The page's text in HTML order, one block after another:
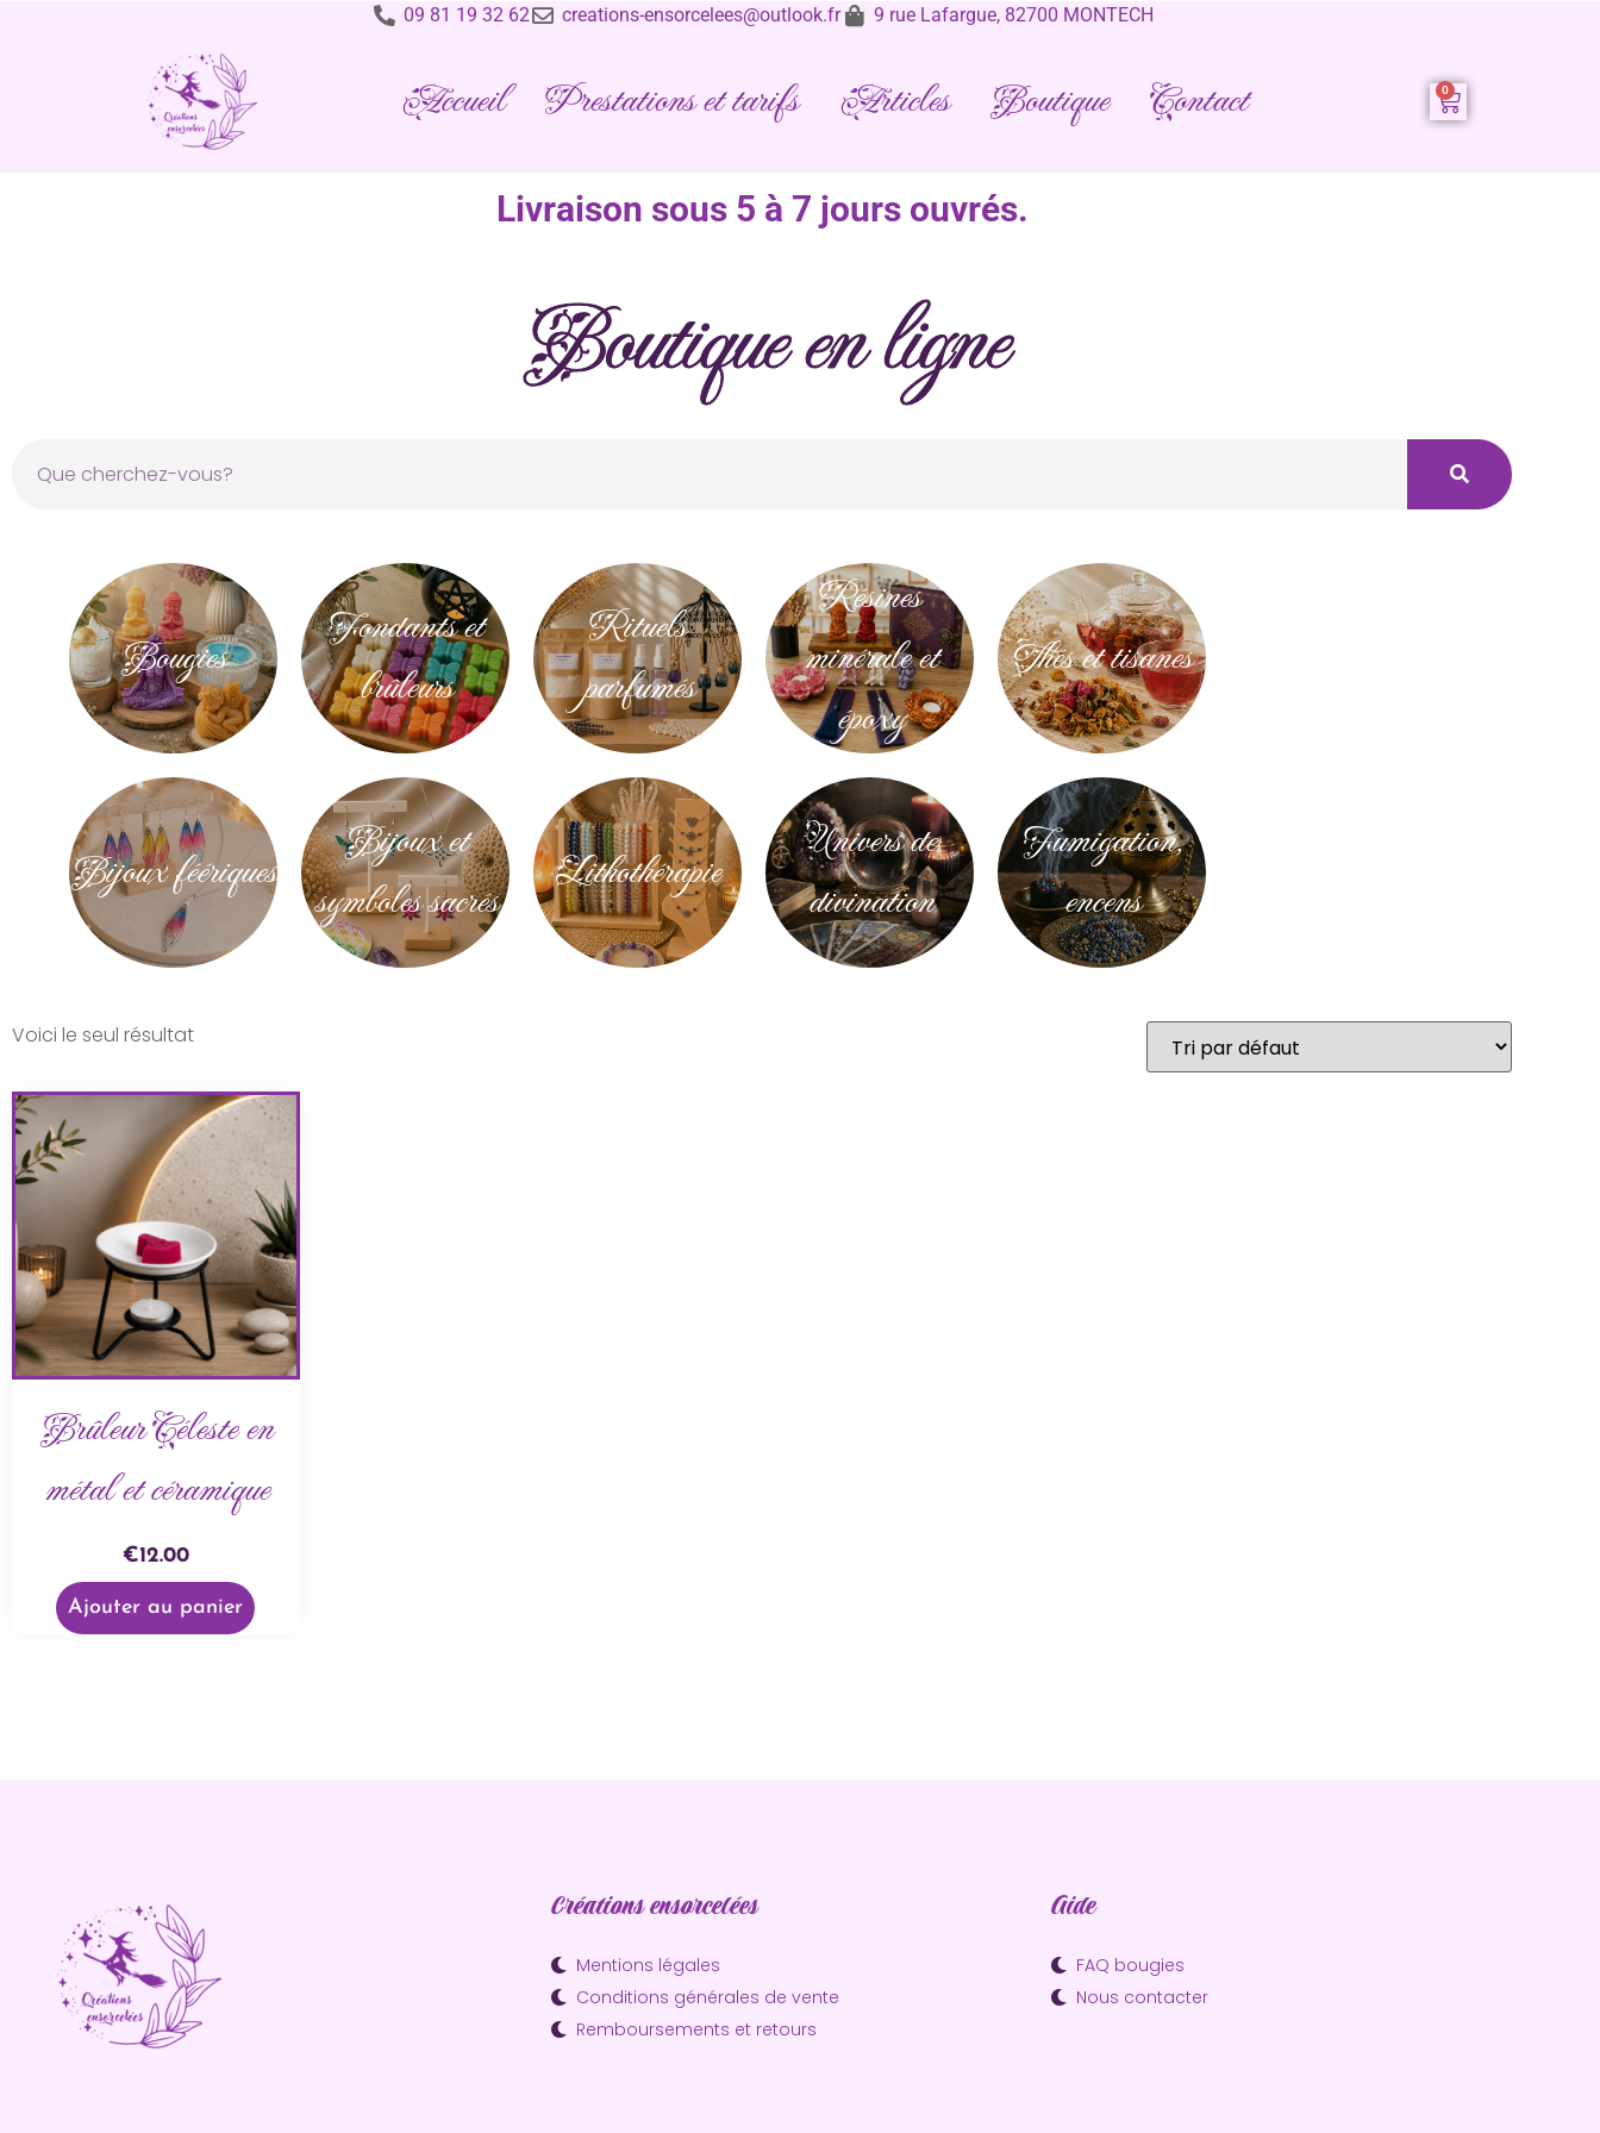
09 81 19 32 62 creations-ensorcelees@outlook.fr 9 rue Lafargue, 82700 MONTECH
Accueil Prestations et tarifs Articles Boutique Contact
Livraison sous 5 à 7 jours ouvrés.
Boutique en ligne
Bougies
Fondants et
brûleurs
Rituels
parfumés
Résines
minérale et
époxy
Thés et tisanes
Bijoux féériques
Bijoux et
symboles sacrés
Lithothérapie
Univers de
divination
Fumigation,
encens
Voici le seul résultat
Brûleur Céleste en
métal et céramique
€12.00
Ajouter au panier
Créations ensorcelées
Mentions légales
Conditions générales de vente
Remboursements et retours
Aide
FAQ bougies
Nous contacter